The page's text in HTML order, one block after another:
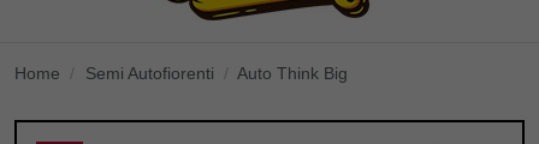
Home Semi Autofiorenti Auto Think Big